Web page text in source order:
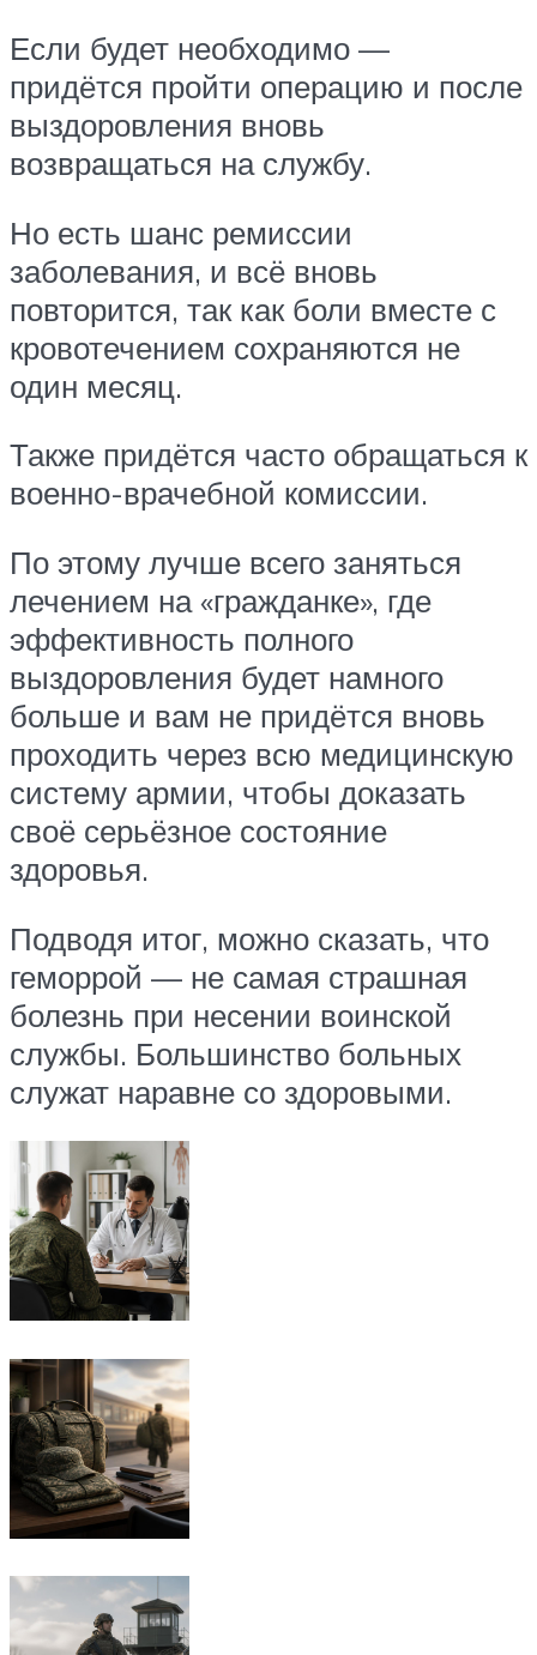
Если будет необходимо —
придётся пройти операцию и после
выздоровления вновь
возвращаться на службу.
Но есть шанс ремиссии
заболевания, и всё вновь
повторится, так как боли вместе с
кровотечением сохраняются не
один месяц.
Также придётся часто обращаться к
военно-врачебной комиссии.
По этому лучше всего заняться
лечением на «гражданке», где
эффективность полного
выздоровления будет намного
больше и вам не придётся вновь
проходить через всю медицинскую
систему армии, чтобы доказать
своё серьёзное состояние
здоровья.
Подводя итог, можно сказать, что
геморрой — не самая страшная
болезнь при несении воинской
службы. Большинство больных
служат наравне со здоровыми.